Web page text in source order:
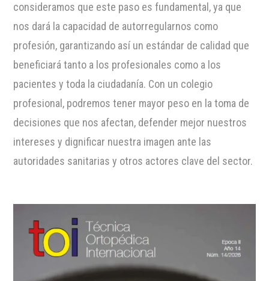
consideramos que este paso es fundamental, ya que
nos dará la capacidad de autorregularnos como
profesión, garantizando así un estándar de calidad que
beneficiará tanto a los profesionales como a los
pacientes y toda la ciudadanía. Con un colegio
profesional, podremos tener mayor peso en la toma de
decisiones que nos afectan, defender mejor nuestros
intereses y dignificar nuestra imagen ante las
autoridades sanitarias y otros actores clave del sector.